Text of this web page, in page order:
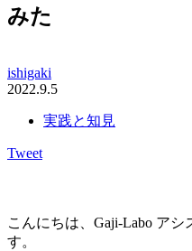
みた
ishigaki
2022.9.5
実践と知見
Tweet
こんにちは、Gaji-Labo ア
す。